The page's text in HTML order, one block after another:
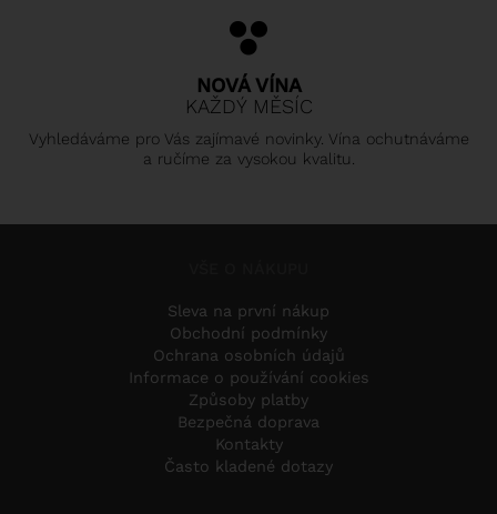
NOVÁ VÍNA
KAŽDÝ MĚSÍC
Vyhledáváme pro Vás zajímavé novinky. Vína ochutnáváme
a ručíme za vysokou kvalitu.
Sleva na první nákup
Obchodní podmínky
Ochrana osobních údajů
Informace o používání cookies
Způsoby platby
Bezpečná doprava
Kontakty
Často kladené dotazy